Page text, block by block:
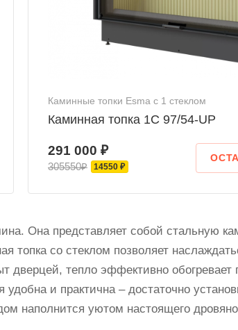
Каминные топки Esma с 1 стеклом
Каминная топка 1C 97/54-UP
291 000 ₽
305550₽ 14550 ₽
Она представляет собой стальную
топка со стеклом позволяет
дверцей, тепло эффективно
и практична – достаточно
наполнится уютом настоящего